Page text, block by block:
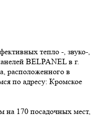
тепло -, звуко-,
BELPANEL в г.
расположенного в
по адресу: Кромское
на 170 посадочных мест,